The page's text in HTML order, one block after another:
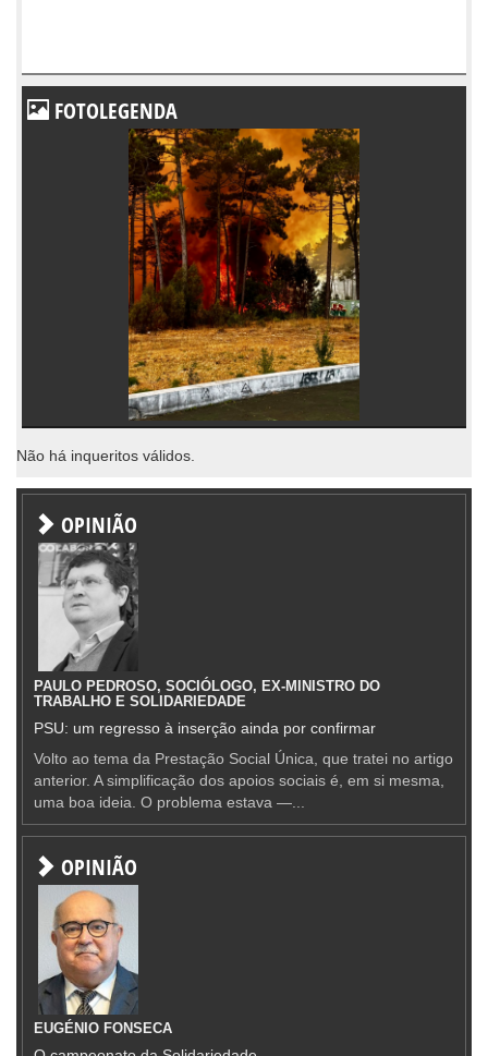
FOTOLEGENDA
Não há inqueritos válidos.
OPINIÃO
PAULO PEDROSO, SOCIÓLOGO, EX-MINISTRO DO
TRABALHO E SOLIDARIEDADE
PSU: um regresso à inserção ainda por confirmar
Volto ao tema da Prestação Social Única, que tratei no artigo
anterior. A simplificação dos apoios sociais é, em si mesma,
uma boa ideia. O problema estava —...
OPINIÃO
EUGÉNIO FONSECA